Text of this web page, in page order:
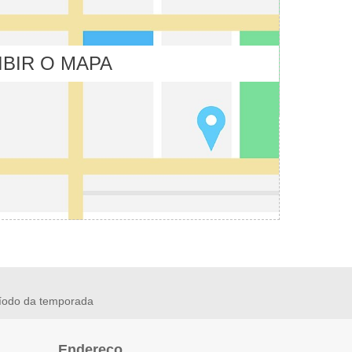
O MAPA
da temporada